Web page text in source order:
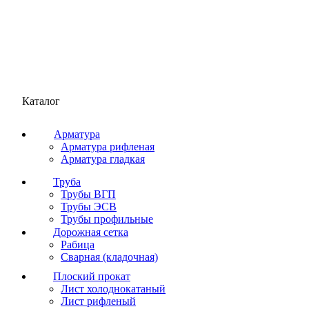
Каталог
Арматура
Арматура рифленая
Арматура гладкая
Труба
Трубы ВГП
Трубы ЭСВ
Трубы профильные
Дорожная сетка
Рабица
Сварная (кладочная)
Плоский прокат
Лист холоднокатаный
Лист рифленый